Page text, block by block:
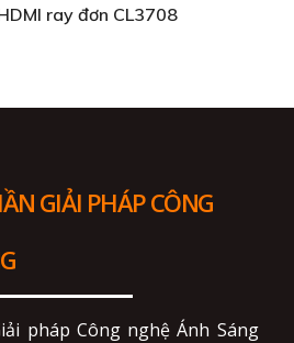
ray đơn CL3708
GIẢI PHÁP CÔNG
pháp Công nghệ Ánh Sáng